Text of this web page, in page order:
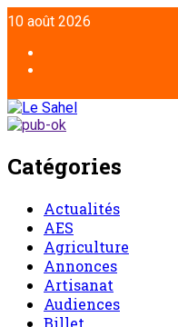
10 août 2026
Catégories
Actualités
AES
Agriculture
Annonces
Artisanat
Audiences
Billet